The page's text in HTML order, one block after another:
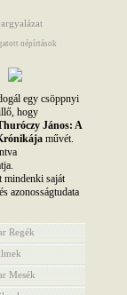
népírtások
egy csöppnyi
hogy
János: A
művét.
mindenki saját
azonosságtudata
Regék
Mesék